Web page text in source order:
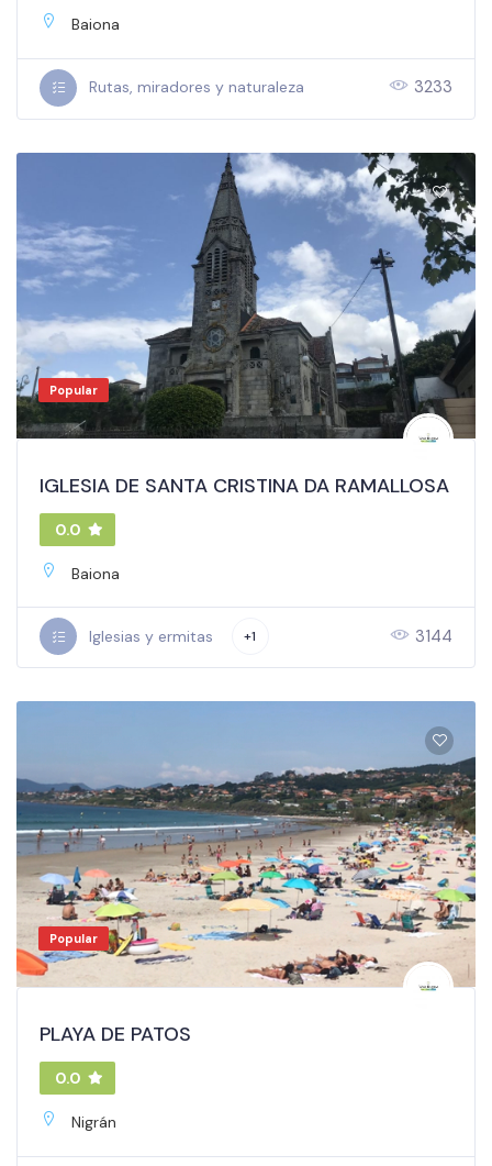
Baiona
Rutas, miradores y naturaleza 3233
Popular
IGLESIA DE SANTA CRISTINA DA RAMALLOSA
0.0
Baiona
Iglesias y ermitas +1 3144
Popular
PLAYA DE PATOS
0.0
Nigrán